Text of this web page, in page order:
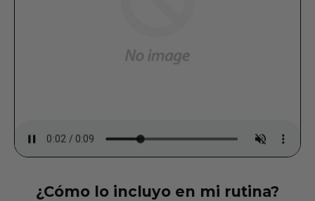
¿Cómo lo incluyo en mi rutina?